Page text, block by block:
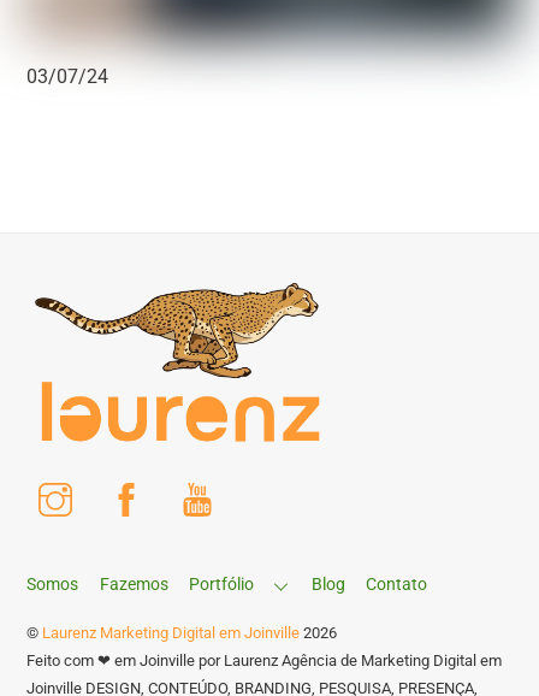
03/07/24
Instagram Facebook
Somos Fazemos Portfólio Blog Contato
© Laurenz Marketing Digital em Joinville 2026
Feito com ❤ em Joinville por Laurenz Agência de Marketing Digital em
Joinville DESIGN, CONTEÚDO, BRANDING, PESQUISA, PRESENÇA,